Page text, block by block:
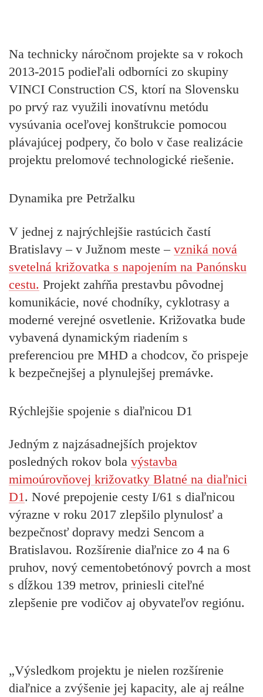
Na technicky náročnom projekte sa v rokoch
2013-2015 podieľali odborníci zo skupiny
VINCI Construction CS, ktorí na Slovensku
po prvý raz využili inovatívnu metódu
vysúvania oceľovej konštrukcie pomocou
plávajúcej podpery, čo bolo v čase realizácie
projektu prelomové technologické riešenie.
Dynamika pre Petržalku
V jednej z najrýchlejšie rastúcich častí
Bratislavy – v Južnom meste – vzniká nová
svetelná križovatka s napojením na Panónsku
cestu. Projekt zahŕňa prestavbu pôvodnej
komunikácie, nové chodníky, cyklotrasy a
moderné verejné osvetlenie. Križovatka bude
vybavená dynamickým riadením s
preferenciou pre MHD a chodcov, čo prispeje
k bezpečnejšej a plynulejšej premávke.
Rýchlejšie spojenie s diaľnicou D1
Jedným z najzásadnejších projektov
posledných rokov bola výstavba
mimoúrovňovej križovatky Blatné na diaľnici
D1. Nové prepojenie cesty I/61 s diaľnicou
výrazne v roku 2017 zlepšilo plynulosť a
bezpečnosť dopravy medzi Sencom a
Bratislavou. Rozšírenie diaľnice zo 4 na 6
pruhov, nový cementobetónový povrch a most
s dĺžkou 139 metrov, priniesli citeľné
zlepšenie pre vodičov aj obyvateľov regiónu.
„Výsledkom projektu je nielen rozšírenie
diaľnice a zvýšenie jej kapacity, ale aj reálne